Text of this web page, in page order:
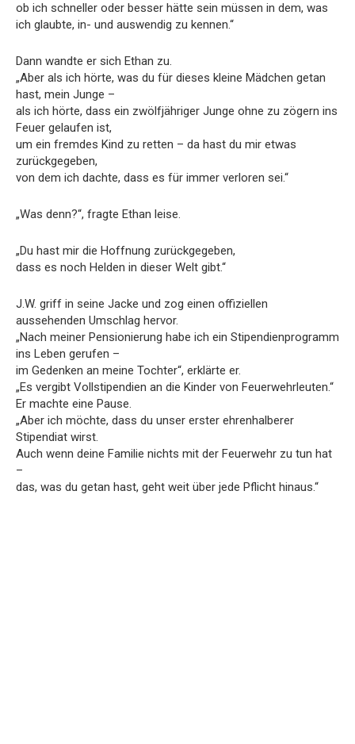
ob ich schneller oder besser hätte sein müssen in dem, was
ich glaubte, in- und auswendig zu kennen.“
Dann wandte er sich Ethan zu.
„Aber als ich hörte, was du für dieses kleine Mädchen getan
hast, mein Junge –
als ich hörte, dass ein zwölfjähriger Junge ohne zu zögern ins
Feuer gelaufen ist,
um ein fremdes Kind zu retten – da hast du mir etwas
zurückgegeben,
von dem ich dachte, dass es für immer verloren sei.“
„Was denn?“, fragte Ethan leise.
„Du hast mir die Hoffnung zurückgegeben,
dass es noch Helden in dieser Welt gibt.“
J.W. griff in seine Jacke und zog einen offiziellen
aussehenden Umschlag hervor.
„Nach meiner Pensionierung habe ich ein Stipendienprogramm
ins Leben gerufen –
im Gedenken an meine Tochter“, erklärte er.
„Es vergibt Vollstipendien an die Kinder von Feuerwehrleuten.“
Er machte eine Pause.
„Aber ich möchte, dass du unser erster ehrenhalberer
Stipendiat wirst.
Auch wenn deine Familie nichts mit der Feuerwehr zu tun hat
–
das, was du getan hast, geht weit über jede Pflicht hinaus.“